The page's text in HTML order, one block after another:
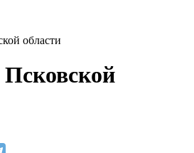
области